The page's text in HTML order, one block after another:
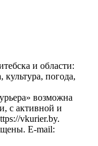
и области:
погода,
возможна
с активной и
vkurier.by.
E-mail: